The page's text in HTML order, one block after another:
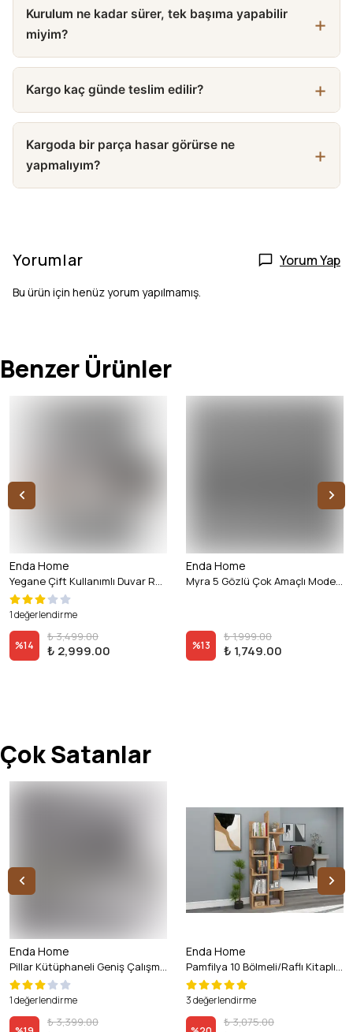
Kurulum ne kadar sürer, tek başıma yapabilir
miyim?
Kargo kaç günde teslim edilir?
Kargoda bir parça hasar görürse ne
yapmalıyım?
Yorumlar Yorum Yap
Bu ürün için henüz yorum yapılmamış.
Benzer Ürünler
Enda Home
Yegane Çift Kullanımlı Duvar Rafı / Mini Kitaplık — Mat Beyaz
1 değerlendirme
%14
₺ 3,499.00
₺ 2,999.00
Enda Home
Myra 5 Gözlü Çok Amaçlı Modern Duvar Rafı Beyaz
%13
₺ 1,999.00
₺ 1,749.00
Çok Satanlar
Enda Home
Pillar Kütüphaneli Geniş Çalışma Masası 100x56 Cm Atlantik Çam
1 değerlendirme
₺ 3,399.00
Enda Home
Pamfilya 10 Bölmeli/Raflı Kitaplık Atlantik Çam
3 değerlendirme
₺ 3,075.00